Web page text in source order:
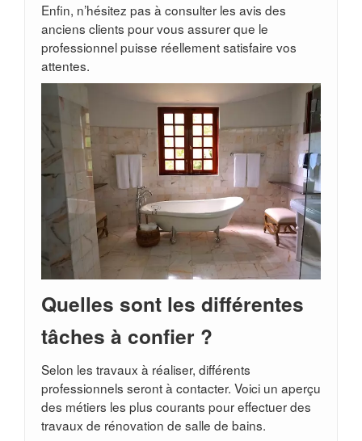
Enfin, n’hésitez pas à consulter les avis des
anciens clients pour vous assurer que le
professionnel puisse réellement satisfaire vos
attentes.
Quelles sont les différentes
tâches à confier ?
Selon les travaux à réaliser, différents
professionnels seront à contacter. Voici un aperçu
des métiers les plus courants pour effectuer des
travaux de rénovation de salle de bains.